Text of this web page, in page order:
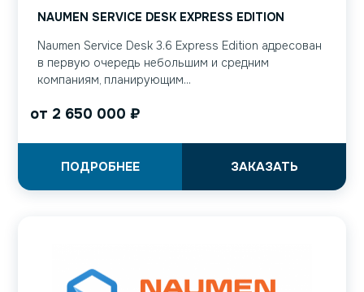
NAUMEN SERVICE DESK EXPRESS EDITION
Naumen Service Desk 3.6 Express Edition адресован
в первую очередь небольшим и средним
компаниям, планирующим...
от 2 650 000 ₽
ЗАКАЗАТЬ
ПОДРОБНЕЕ